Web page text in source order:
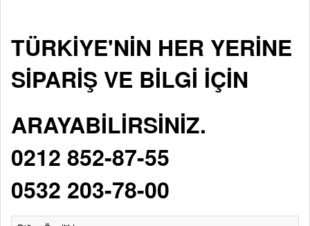
TÜRKİYE'NİN HER YERİNE
SİPARİŞ VE BİLGİ İÇİN
ARAYABİLİRSİNİZ.
0212 852-87-55
0532 203-78-00